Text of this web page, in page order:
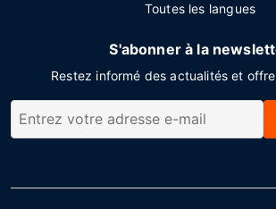
Toutes les langues
S'abonner à la
Restez informé des actualités et